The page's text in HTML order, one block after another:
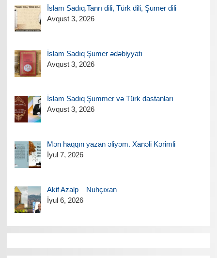
İslam Sadıq.Tanrı dili, Türk dili, Şumer dili
Avqust 3, 2026
İslam Sadıq Şumer ədəbiyyatı
Avqust 3, 2026
İslam Sadıq Şummer və Türk dastanları
Avqust 3, 2026
Mən haqqın yazan əliyəm. Xanəli Kərimli
İyul 7, 2026
Akif Azalp – Nuhçıxan
İyul 6, 2026